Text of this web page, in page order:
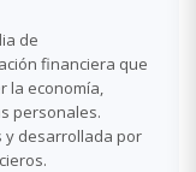
de
financiera que
la economía,
personales.
y desarrollada por